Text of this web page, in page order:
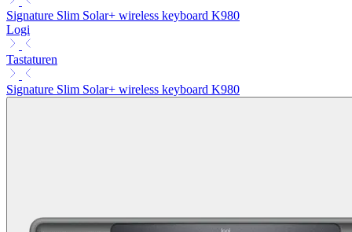
Signature Slim Solar+ wireless keyboard K980
Logi
Tastaturen
Signature Slim Solar+ wireless keyboard K980